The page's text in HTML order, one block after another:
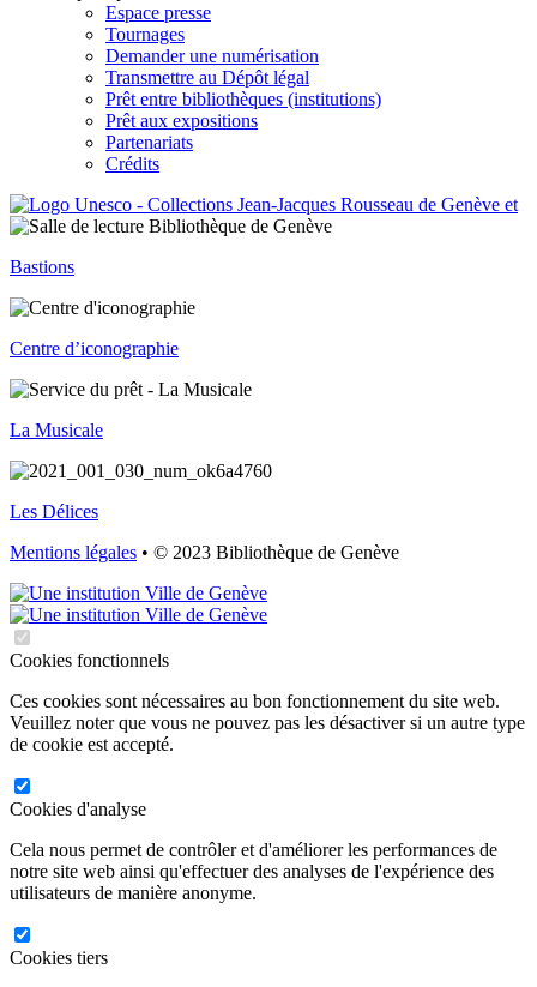
Espace presse
Tournages
Demander une numérisation
Transmettre au Dépôt légal
Prêt entre bibliothèques (institutions)
Prêt aux expositions
Partenariats
Crédits
Bastions
Centre d’iconographie
La Musicale
Les Délices
Mentions légales • © 2023 Bibliothèque de Genève
Cookies fonctionnels
Ces cookies sont nécessaires au bon fonctionnement du site web.
Veuillez noter que vous ne pouvez pas les désactiver si un autre type
de cookie est accepté.
Cookies d'analyse
Cela nous permet de contrôler et d'améliorer les performances de
notre site web ainsi qu'effectuer des analyses de l'expérience des
utilisateurs de manière anonyme.
Cookies tiers